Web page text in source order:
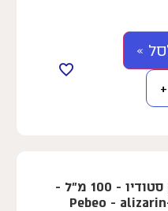
»
+
צבע אקריליק סטודיו - 100 מ"ל -
Pebeo -